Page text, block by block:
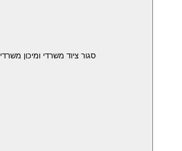
סגור ציוד משרדי ומיכון משרדי